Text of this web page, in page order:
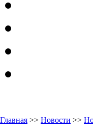
Главная >> Новости >>